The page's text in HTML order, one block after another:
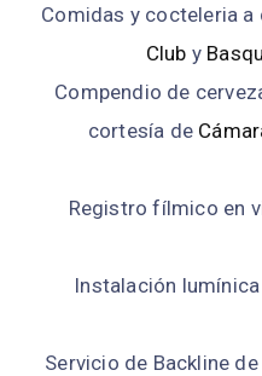
Comidas y cocteleria a
Club y
Compendio de
cortesía de
Registro fílmico en
Instalación
Servicio de Backline de